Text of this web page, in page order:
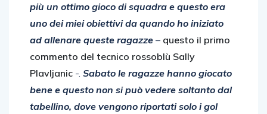
più un ottimo gioco di squadra e questo era
uno dei miei obiettivi da quando ho iniziato
ad allenare queste ragazze – questo il primo
commento del tecnico rossoblù Sally
Plavljanic -. Sabato le ragazze hanno giocato
bene e questo non si può vedere soltanto dal
tabellino, dove vengono riportati solo i gol